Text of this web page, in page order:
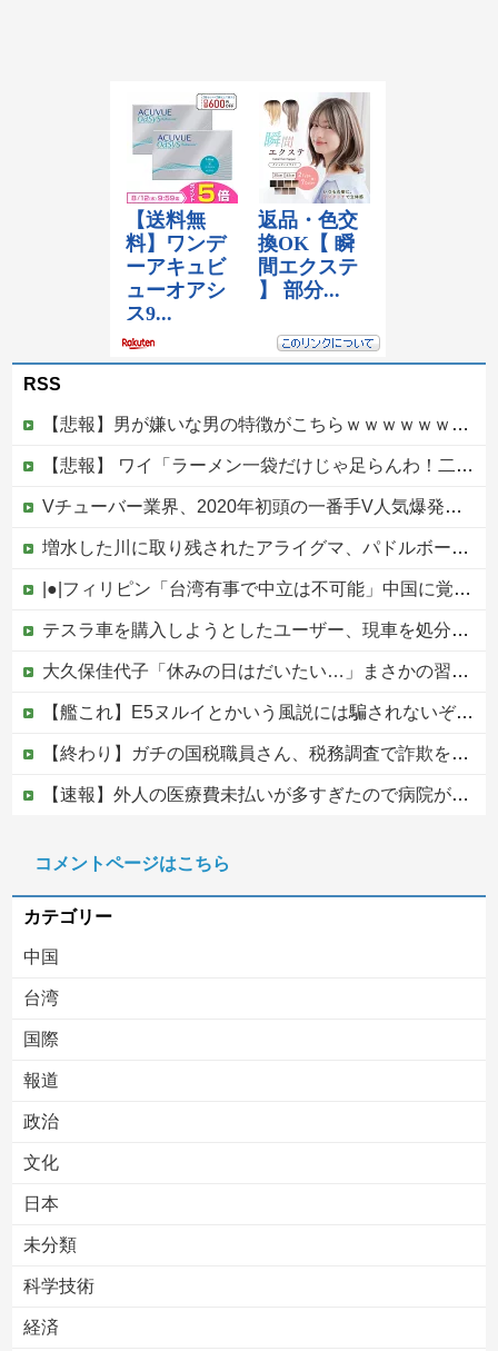
RSS
【悲報】男が嫌いな男の特徴がこちらｗｗｗｗｗｗｗｗｗｗ
【悲報】 ワイ「ラーメン一袋だけじゃ足らんわ！二袋作ったろ！」→結果ｗｗｗ
Vチューバー業界、2020年初頭の一番手V人気爆発から何も変わらない……
増水した川に取り残されたアライグマ、パドルボードで救助されて人の脚の下に潜り込む【海外の反応】
|●|フィリピン「台湾有事で中立は不可能」中国に覚悟表明
テスラ車を購入しようとしたユーザー、現車を処分して代金を支払い、平日の納車日に予定を合わせた結果……
大久保佳代子「休みの日はだいたい…」まさかの習慣を暴露ｗｗｗ
【艦これ】E5ヌルイとかいう風説には騙されないぞ スキャンプくらいヌルイのなら考える
【終わり】ガチの国税職員さん、税務調査で詐欺を行い〇億だまし取る他
【速報】外人の医療費未払いが多すぎたので病院が外人の治療を断るようになってしまう
【移民政策反対】イオンの売り場で唐揚げを食う中国人の子供
コメントページはこちら
カテゴリー
中国
台湾
国際
報道
政治
文化
日本
未分類
科学技術
経済